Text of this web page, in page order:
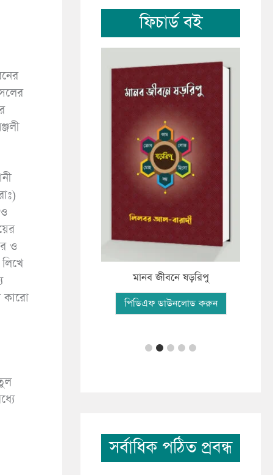
ও
কারো
ফিচার্ড বই
মানব সমাচার
ডাউনলোড করুন
মানব জীবনে ষড়রিপু
পিডিএফ ডাউনলোড করুন
সর্বাধিক পঠিত প্রবন্ধ